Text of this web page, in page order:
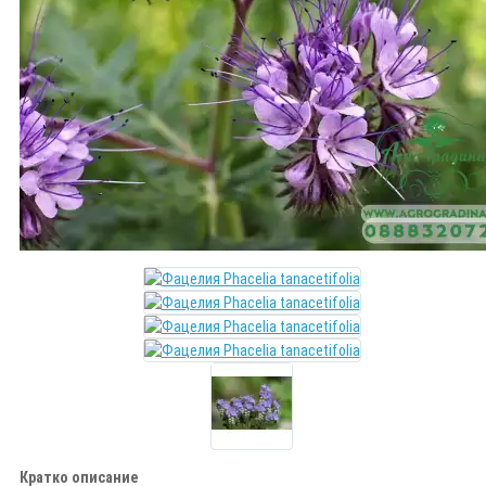
Кратко описание